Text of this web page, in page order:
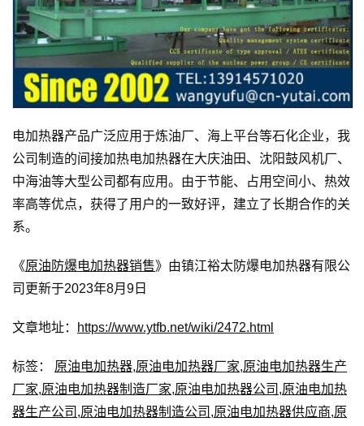
电加热器产品广泛应用于炼油厂、海上平台等石化企业，我
公司制造的间接加热电加热器在大庆油田、沈阳鼓风机厂、
中海油等大型公司都有应用。由于节能、占用空间小、热效
率高等优点，获得了用户的一致好评，建立了长期合作的关
系。
《原油防爆电加热器销售》由镇江裕太防爆电加热器有限公
司更新于2023年8月9日
文章地址： https://www.ytfb.net/wiki/2472.html
标签： 原油电加热器,原油电加热器厂家,原油电加热器生产
厂家,原油电加热器制造厂家,原油电加热器公司 ,原油电加热
器生产公司 ,原油电加热器制造公司 ,原油电加热器供应商,原